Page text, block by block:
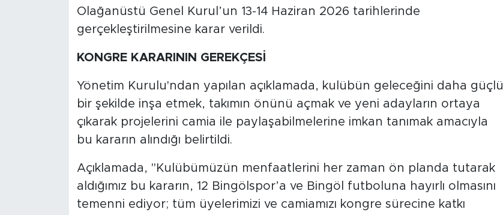
Olağanüstü Genel Kurul’un 13-14 Haziran 2026 tarihlerinde
gerçekleştirilmesine karar verildi.
KONGRE KARARININ GEREKÇESİ
Yönetim Kurulu'ndan yapılan açıklamada, kulübün geleceğini daha güçlü
bir şekilde inşa etmek, takımın önünü açmak ve yeni adayların ortaya
çıkarak projelerini camia ile paylaşabilmelerine imkan tanımak amacıyla
bu kararın alındığı belirtildi.
Açıklamada, "Kulübümüzün menfaatlerini her zaman ön planda tutarak
aldığımız bu kararın, 12 Bingölspor’a ve Bingöl futboluna hayırlı olmasını
temenni ediyor; tüm üyelerimizi ve camiamızı kongre sürecine katkı